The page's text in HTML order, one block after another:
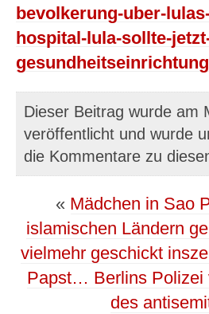
bevolkerung-uber-
hospital-lula-sollte-
Dieser Beitrag wurde am
veröffentlicht und wurde
die Kommentare zu
« Mädchen in Sao
islamischen Ländern
vielmehr geschickt
Papst… Berlins Polizei
des